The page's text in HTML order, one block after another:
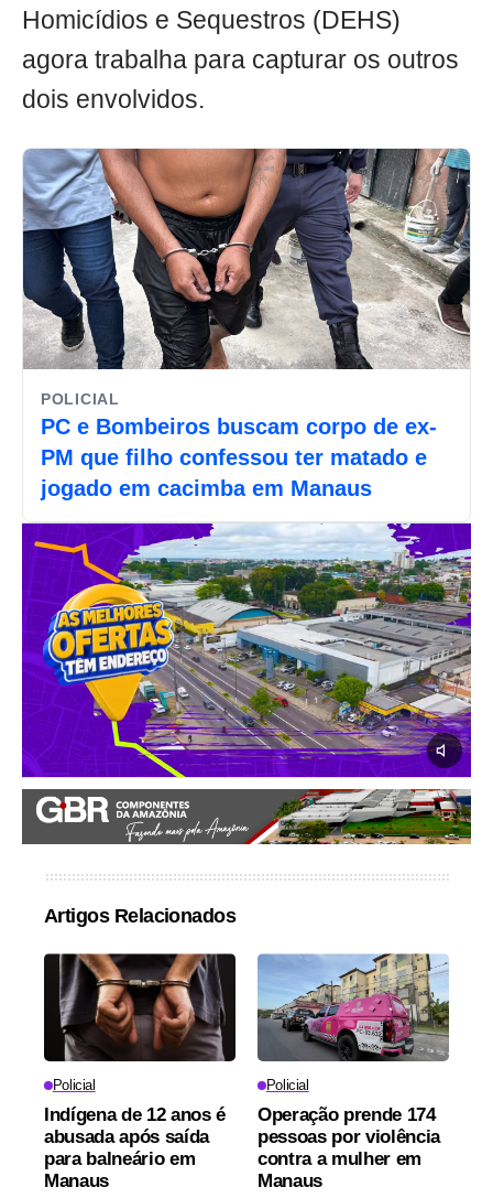
Homicídios e Sequestros (DEHS)
agora trabalha para capturar os outros
dois envolvidos.
POLICIAL
PC e Bombeiros buscam corpo de ex-
PM que filho confessou ter matado e
jogado em cacimba em Manaus
Artigos Relacionados
Policial
Indígena de 12 anos é
abusada após saída
para balneário em
Manaus
Policial
Operação prende 174
pessoas por violência
contra a mulher em
Manaus